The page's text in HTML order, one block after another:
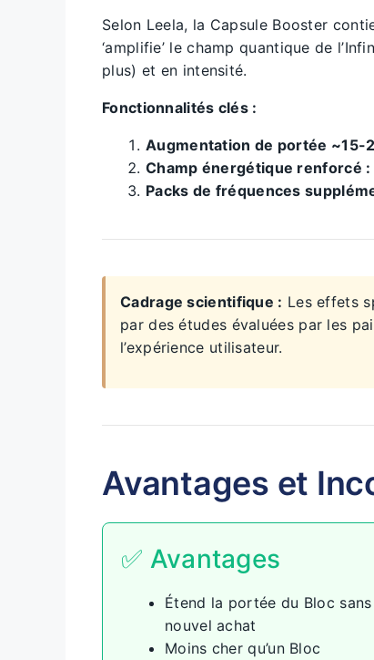
Selon Leela, la Capsule Booster
‘amplifie’ le champ quantique de
plus) et en intensité.
Fonctionnalités clés :
Augmentation de portée ~15-
Champ énergétique renforcé :
Packs de fréquences
Cadrage scientifique : Les effets
par des études évaluées par les
l’expérience utilisateur.
Avantages et
✅ Avantages
Étend la portée du Bloc sans
nouvel achat
Moins cher qu’un Bloc